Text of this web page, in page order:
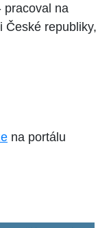
pracoval na
České republiky,
na portálu